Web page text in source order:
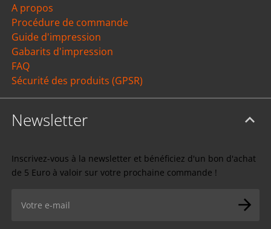
A propos
Procédure de commande
Guide d'impression
Gabarits d'impression
FAQ
Sécurité des produits (GPSR)
Newsletter
Inscrivez-vous à la newsletter et bénéficiez d'un bon d'achat
de 5 Euro à valoir sur votre prochaine commande !